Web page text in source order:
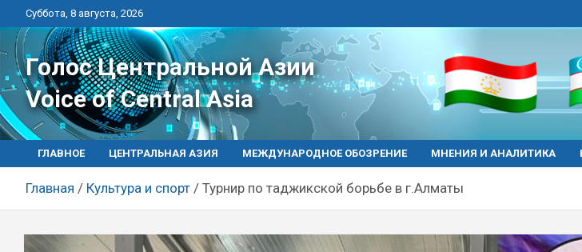
Перейти
к
контенту
Суббота, 8 августа, 2026
Голос Центральной Азии
Voice of Central Asia
ГЛАВНОЕ ЦЕНТРАЛЬНАЯ АЗИЯ МЕЖДУНАРОДНОЕ ОБОЗРЕНИЕ МНЕНИЯ И АНАЛИТИКА
Главная Культура и спорт Турнир по таджикской борьбе в г.Алматы